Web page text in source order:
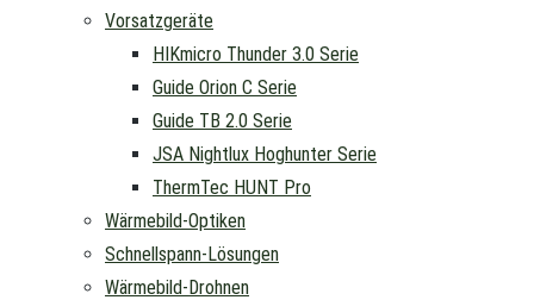
Vorsatzgeräte
HIKmicro Thunder 3.0 Serie
Guide Orion C Serie
Guide TB 2.0 Serie
JSA Nightlux Hoghunter Serie
ThermTec HUNT Pro
Wärmebild-Optiken
Schnellspann-Lösungen
Wärmebild-Drohnen